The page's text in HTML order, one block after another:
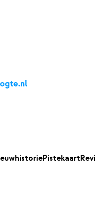
Kaarten
Pistekaart